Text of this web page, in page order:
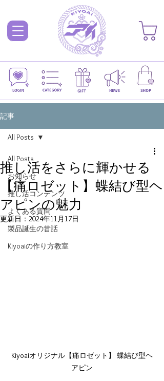
記事
All Posts
お知らせ
推し活コンテンツ
よくある質問
製品誕生の昔話
Kiyoaiの作り方教室
All Posts
推し活をさらに輝かせる
【痛ロゼット】蝶結び型ヘ
アピンの魅力
更新日： 2024年11月17日
Kiyoaiオリジナル【痛ロゼット】 蝶結び型ヘ
アピン